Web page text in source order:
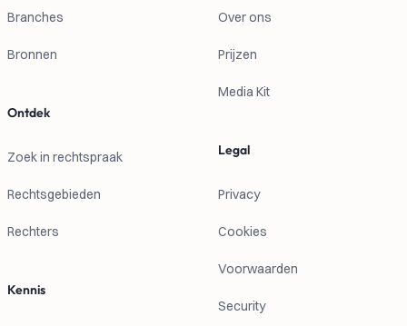
Branches
Bronnen
Ontdek
Zoek in rechtspraak
Rechtsgebieden
Rechters
Kennis
Over ons
Prijzen
Media Kit
Legal
Privacy
Cookies
Voorwaarden
Security